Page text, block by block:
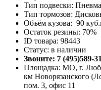
Тип подвески:
Тип тормозов:
Объём кузова: 90
Остаток резины: 70%
ID товара: 98443
Статус: в наличии
Звоните: 7 (495)589-
Площадка: МО, г.
км Новорязанского
пом. 3, офис 11